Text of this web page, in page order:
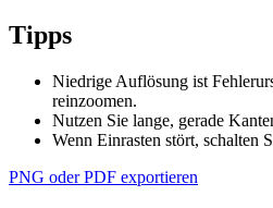
Tipps
Niedrige Auflösung ist
reinzoomen.
Nutzen Sie lange, gerade
Wenn Einrasten stört, schalten
PNG oder PDF exportieren